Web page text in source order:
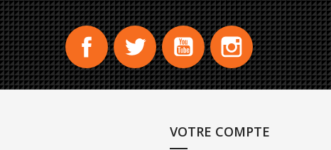
Facebook Twitter YouTube Instagram
VOTRE COMPTE